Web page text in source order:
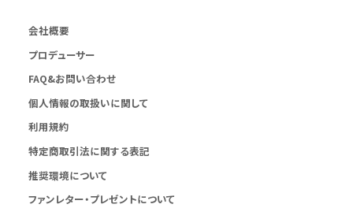
会社概要
プロデューサー
FAQ&お問い合わせ
個人情報の取扱いに関して
利用規約
特定商取引法に関する表記
推奨環境について
ファンレター・プレゼントについて